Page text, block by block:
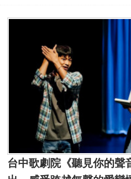
台中歌劇院《聽見你的聲